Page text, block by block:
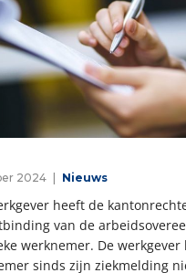
2024 Nieuws
heeft de
van de
werknemer. De werkgever
sinds zijn ziekmelding